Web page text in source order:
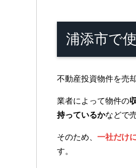
浦添市で
不動産投資物件を売
業者によって物件の
持っているかなどで
そのため、 一社だけ
す。